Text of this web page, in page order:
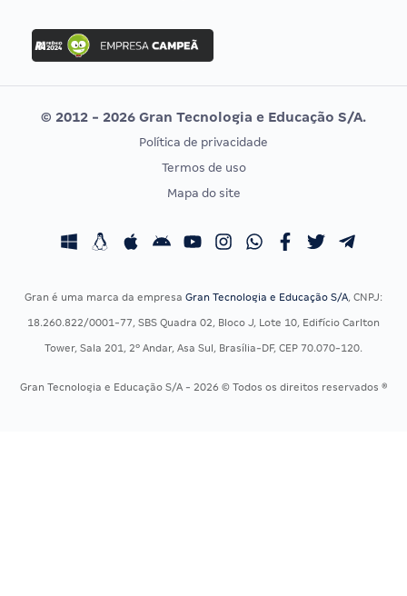
Concurso Ibama
Concurso MPU
Editais publicados
Vunesp
CONCURSOS POR PROFISSÃO
Concursos Fiscais
Residência Multiprofissional
EXAME DE ORDEM
Calendário OAB
© 2012 - 2026 Gran Tecnologia e Educação S/A.
Política de privacidade
Termos de uso
Mapa do site
Gran é uma marca da empresa Gran Tecnologia e Educação S/A, CNPJ:
18.260.822/0001-77, SBS Quadra 02, Bloco J, Lote 10, Edifício Carlton
Tower, Sala 201, 2º Andar, Asa Sul, Brasília-DF, CEP 70.070-120.
Gran Tecnologia e Educação S/A - 2026 © Todos os direitos reservados ®